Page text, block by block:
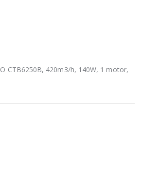
CTB6250B, 420m3/h, 140W, 1 motor,
carne
-18%
Heinner HHB-